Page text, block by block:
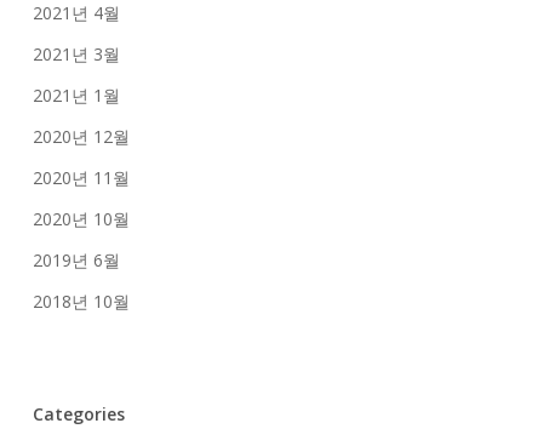
2021년 4월
2021년 3월
2021년 1월
2020년 12월
2020년 11월
2020년 10월
2019년 6월
2018년 10월
Categories